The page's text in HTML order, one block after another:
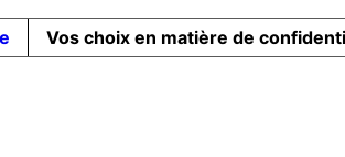
Vos choix en matière de